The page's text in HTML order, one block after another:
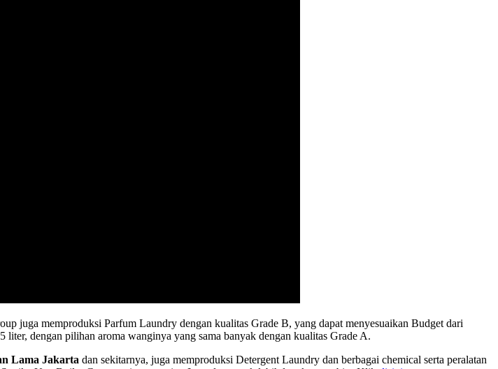
juga memproduksi Parfum Laundry dengan kualitas Grade B, yang dapat menyesuaikan Budget dari
liter, dengan pilihan aroma wanginya yang sama banyak dengan kualitas Grade A.
Lama Jakarta dan sekitarnya, juga memproduksi Detergent Laundry dan berbagai chemical serta peralatan